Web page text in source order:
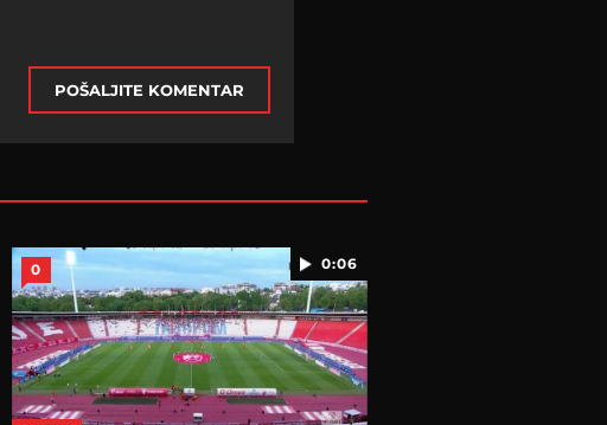
POŠALJITE KOMENTAR
0:06
0